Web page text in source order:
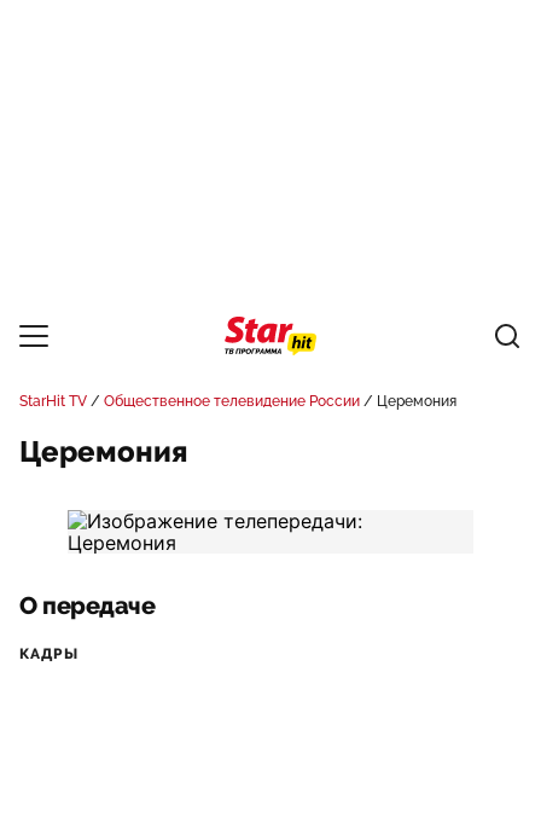
StarHit TV Общественное телевидение России Церемония
Церемония
О передаче
КАДРЫ